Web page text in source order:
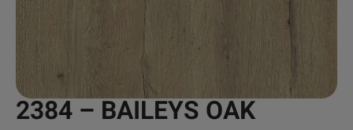
2384 – BAILEYS OAK